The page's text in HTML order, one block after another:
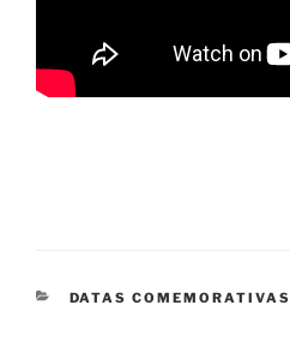
CATEGORIAS
DATAS COMEMORATIVAS